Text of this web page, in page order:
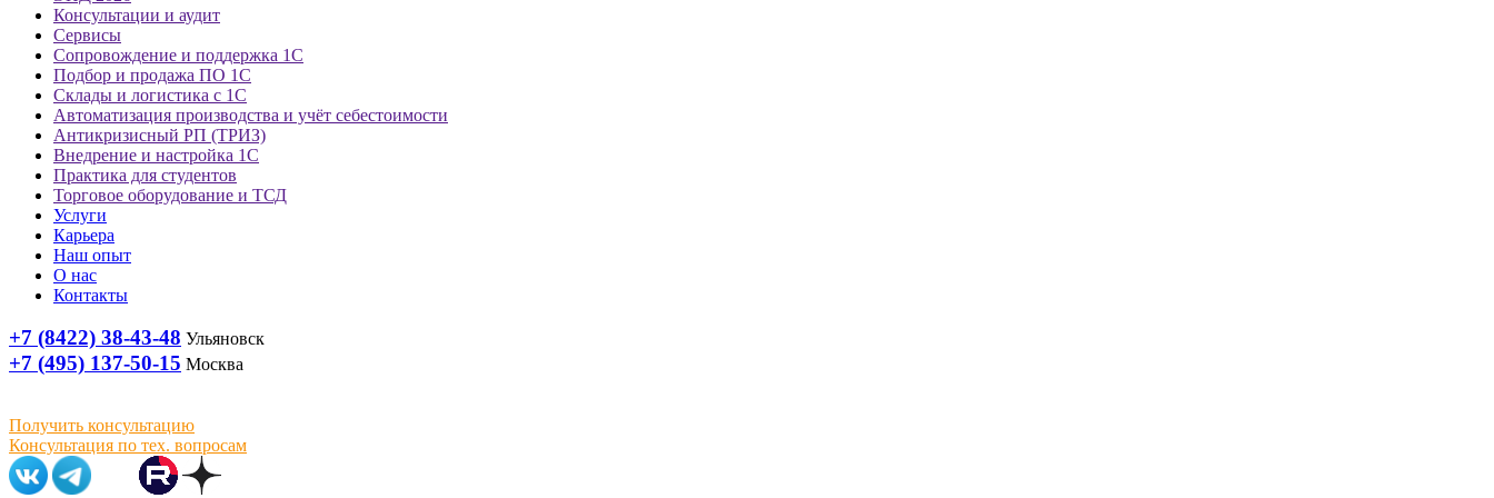
Консультации и аудит
Сервисы
Сопровождение и поддержка 1С
Подбор и продажа ПО 1С
Склады и логистика с 1С
Автоматизация производства и учёт себестоимости
Антикризисный РП (ТРИЗ)
Внедрение и настройка 1С
Практика для студентов
Торговое оборудование и ТСД
Услуги
Карьера
Наш опыт
О нас
Контакты
+7 (8422) 38-43-48 Ульяновск
+7 (495) 137-50-15 Москва
Получить консультацию
Консультация по тех. вопросам